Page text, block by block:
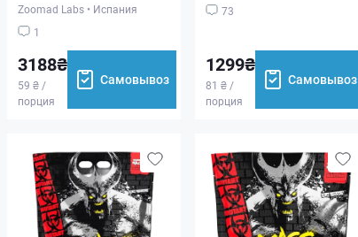
Zoomad Labs • Испания
1
3188₴
59 ₴ /
порция
Самовывоз
73
1299₴
81 ₴ /
порция
Самовывоз